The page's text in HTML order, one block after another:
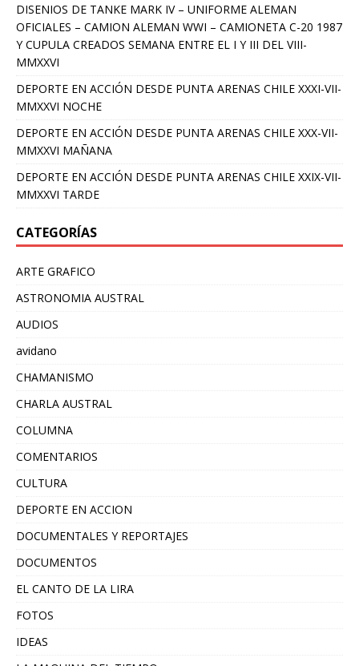
DISENIOS DE TANKE MARK IV – UNIFORME ALEMAN
OFICIALES – CAMION ALEMAN WWI – CAMIONETA C-20 1987
Y CUPULA CREADOS SEMANA ENTRE EL I Y III DEL VIII-
MMXXVI
DEPORTE EN ACCIÓN DESDE PUNTA ARENAS CHILE XXXI-VII-
MMXXVI NOCHE
DEPORTE EN ACCIÓN DESDE PUNTA ARENAS CHILE XXX-VII-
MMXXVI MAÑANA
DEPORTE EN ACCIÓN DESDE PUNTA ARENAS CHILE XXIX-VII-
MMXXVI TARDE
CATEGORÍAS
ARTE GRAFICO
ASTRONOMIA AUSTRAL
AUDIOS
avidano
CHAMANISMO
CHARLA AUSTRAL
COLUMNA
COMENTARIOS
CULTURA
DEPORTE EN ACCION
DOCUMENTALES Y REPORTAJES
DOCUMENTOS
EL CANTO DE LA LIRA
FOTOS
IDEAS